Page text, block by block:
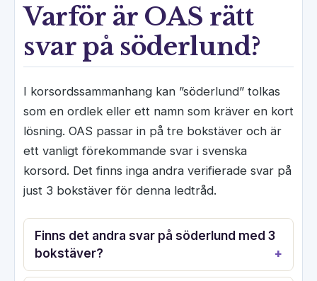
Varför är OAS rätt
svar på söderlund?
I korsordssammanhang kan ”söderlund” tolkas
som en ordlek eller ett namn som kräver en kort
lösning. OAS passar in på tre bokstäver och är
ett vanligt förekommande svar i svenska
korsord. Det finns inga andra verifierade svar på
just 3 bokstäver för denna ledtråd.
Finns det andra svar på söderlund med 3
bokstäver?